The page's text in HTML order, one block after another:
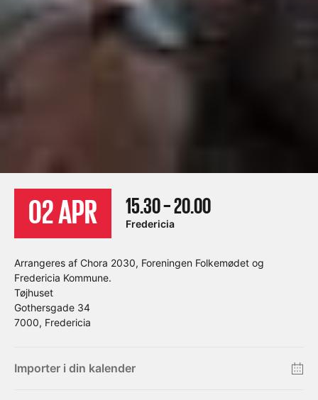
02 APR 15.30 – 20.00
Fredericia
Arrangeres af Chora 2030, Foreningen Folkemødet og
Fredericia Kommune.
Tøjhuset
Gothersgade 34
7000, Fredericia
Importer i din kalender